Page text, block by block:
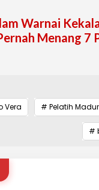
Warnai
Menang 7
Vera # Pelatih
#